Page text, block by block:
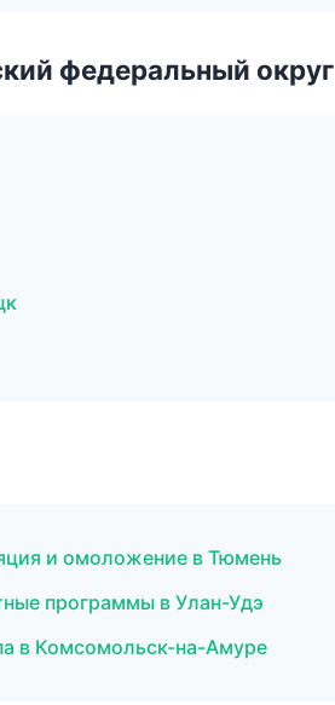
федеральный округ
и омоложение в Тюмень
программы в Улан-Удэ
в Комсомольск-на-Амуре